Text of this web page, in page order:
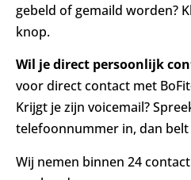
gebeld of gemaild worden?
knop.
Wil je direct persoonlijk
voor direct contact met
Krijgt je zijn voicemail?
telefoonnummer in, dan
Wij nemen binnen 24